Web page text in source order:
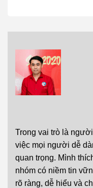
Trong vai trò là
việc mọi người dễ
quan trọng. Mình
nhóm có niềm tin
rõ ràng, dễ hiểu và